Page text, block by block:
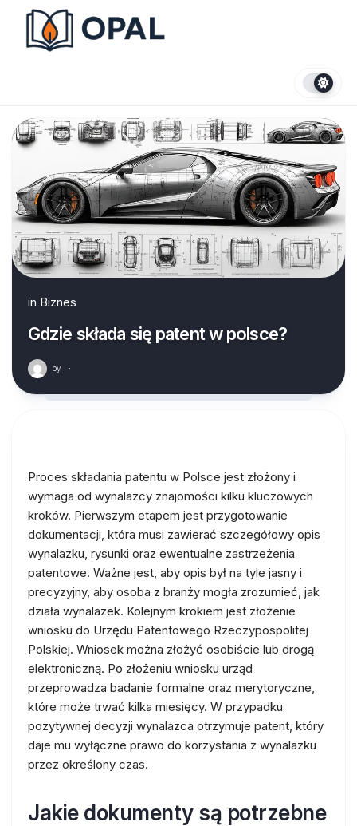
content
in Biznes
Gdzie składa się patent w polsce?
by ·
Proces składania patentu w Polsce jest złożony i
wymaga od wynalazcy znajomości kilku kluczowych
kroków. Pierwszym etapem jest przygotowanie
dokumentacji, która musi zawierać szczegółowy opis
wynalazku, rysunki oraz ewentualne zastrzeżenia
patentowe. Ważne jest, aby opis był na tyle jasny i
precyzyjny, aby osoba z branży mogła zrozumieć, jak
działa wynalazek. Kolejnym krokiem jest złożenie
wniosku do Urzędu Patentowego Rzeczypospolitej
Polskiej. Wniosek można złożyć osobiście lub drogą
elektroniczną. Po złożeniu wniosku urząd
przeprowadza badanie formalne oraz merytoryczne,
które może trwać kilka miesięcy. W przypadku
pozytywnej decyzji wynalazca otrzymuje patent, który
daje mu wyłączne prawo do korzystania z wynalazku
przez określony czas.
Jakie dokumenty są potrzebne